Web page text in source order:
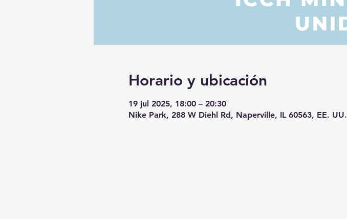
Horario y ubicación
19 jul 2025, 18:00 – 20:30
Nike Park, 288 W Diehl Rd, Naperville, IL 60563, EE. UU.